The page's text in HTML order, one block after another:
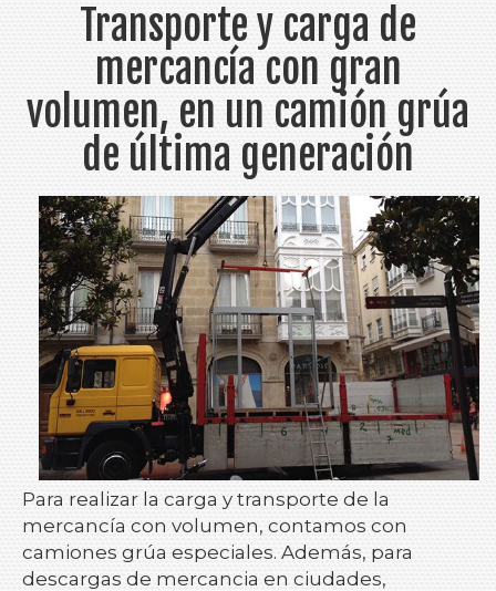
Transporte y carga de
mercancía con gran
volumen, en un camión grúa
de última generación
Para realizar la carga y transporte de la
mercancía con volumen, contamos con
camiones grúa especiales. Además, para
descargas de mercancia en ciudades,